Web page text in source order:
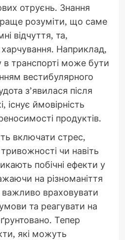
отруєнь. Знання
розуміти, що саме
відчуття, та,
харчування. Наприклад,
в транспорті може бути
вестибулярного
з’явилася після
існує ймовірність
продуктів.
включати стрес,
чи навіть
побічні ефекти у
на різноманіття
враховувати
та реагувати на
Тепер
які можуть